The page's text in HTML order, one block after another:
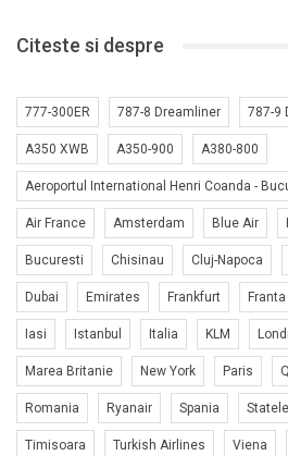
Citeste si despre
777-300ER 787-8 Dreamliner 787-9
A350 XWB A350-900 A380-800
Aeroportul International Henri Coanda -
Air France Amsterdam Blue Air
Bucuresti Chisinau Cluj-Napoca
Dubai Emirates Frankfurt Franta
Iasi Istanbul Italia KLM
Marea Britanie New York Paris
Romania Ryanair Spania
Timisoara Turkish Airlines Viena